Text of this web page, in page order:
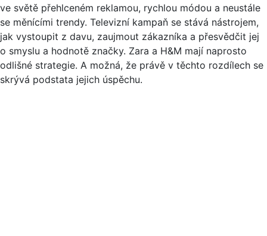
ve světě přehlceném reklamou, rychlou módou a neustále
se měnícími trendy. Televizní kampaň se stává nástrojem,
jak vystoupit z davu, zaujmout zákazníka a přesvědčit jej
o smyslu a hodnotě značky. Zara a H&M mají naprosto
odlišné strategie. A možná, že právě v těchto rozdílech se
skrývá podstata jejich úspěchu.